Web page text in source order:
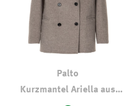
Palto
Kurzmantel Ariella aus